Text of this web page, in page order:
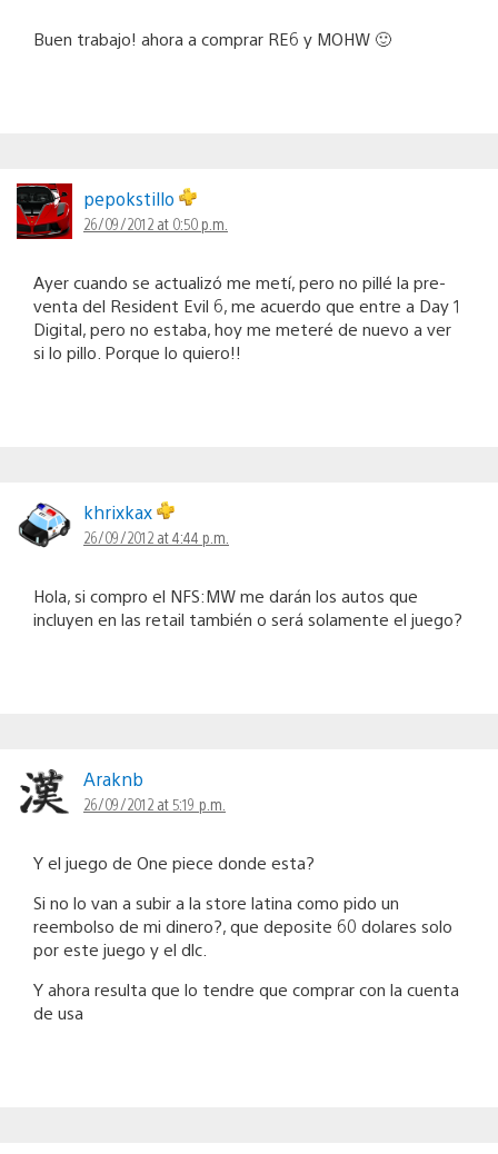
Buen trabajo! ahora a comprar RE6 y MOHW 🙂
pepokstillo
26/09/2012 at 0:50 p.m.
Ayer cuando se actualizó me metí, pero no pillé la pre-
venta del Resident Evil 6, me acuerdo que entre a Day 1
Digital, pero no estaba, hoy me meteré de nuevo a ver
si lo pillo. Porque lo quiero!!
khrixkax
26/09/2012 at 4:44 p.m.
Hola, si compro el NFS:MW me darán los autos que
incluyen en las retail también o será solamente el juego?
Araknb
26/09/2012 at 5:19 p.m.
Y el juego de One piece donde esta?
Si no lo van a subir a la store latina como pido un
reembolso de mi dinero?, que deposite 60 dolares solo
por este juego y el dlc.
Y ahora resulta que lo tendre que comprar con la cuenta
de usa